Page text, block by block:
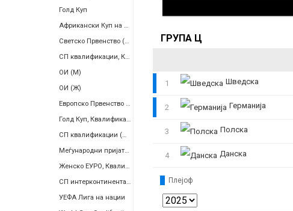
ГРУПА Ц
1 Шведска
2 Германија
3 Полска
4 Данска
Плејоф
Голд Куп
Африкански Куп на Нации
Светско Првенство (Ж)
СП квалификации, КОНМЕБОЛ
ОИ (М)
ОИ (Ж)
Европско Првенство (Ж)
Голд Куп, Квалификации
СП квалификации (Ж), Европа
Меѓународни пријателски
Женско ЕУРО, Квалификации
СП интерконтинентален плеј-оф
УЕФА Лига на нации